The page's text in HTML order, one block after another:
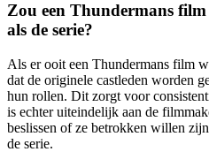
Zou een Thundermans film
als de serie?
Als er ooit een Thundermans film
dat de originele castleden worden
hun rollen. Dit zorgt voor
is echter uiteindelijk aan de
beslissen of ze betrokken willen
de serie.